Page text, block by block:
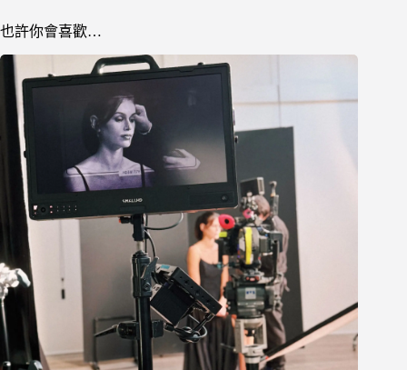
也許你會喜歡…